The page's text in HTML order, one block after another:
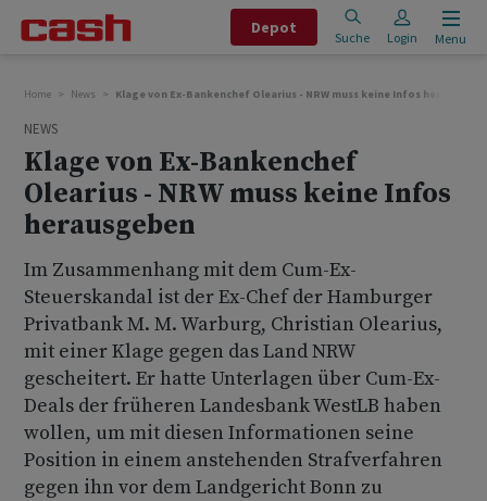
Depot
Suche Login Menu
Home News Klage von Ex-Bankenchef Olearius - NRW muss keine Infos
NEWS
Klage von Ex-Bankenchef
Olearius - NRW muss keine Infos
herausgeben
Im Zusammenhang mit dem Cum-Ex-
Steuerskandal ist der Ex-Chef der Hamburger
Privatbank M. M. Warburg, Christian Olearius,
mit einer Klage gegen das Land NRW
gescheitert. Er hatte Unterlagen über Cum-Ex-
Deals der früheren Landesbank WestLB haben
wollen, um mit diesen Informationen seine
Position in einem anstehenden Strafverfahren
gegen ihn vor dem Landgericht Bonn zu